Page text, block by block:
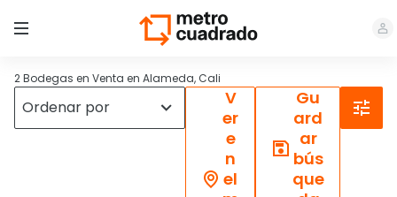
2 Bodegas en Venta en Alameda, Cali
V
er
e
n
el
Gu
ard
ar
bús
que